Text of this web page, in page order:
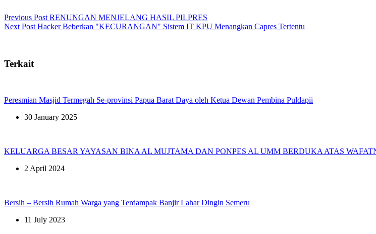
Previous Post RENUNGAN MENJELANG HASIL PILPRES
Next Post Hacker Beberkan "KECURANGAN" Sistem IT KPU Menangkan Capres Tertentu
Terkait
Peresmian Masjid Termegah Se-provinsi Papua Barat Daya oleh Ketua Dewan Pembina Puldapii
30 January 2025
KELUARGA BESAR YAYASAN BINA AL MUJTAMA DAN PONPES AL UMM BERDUKA ATAS
2 April 2024
Bersih – Bersih Rumah Warga yang Terdampak Banjir Lahar Dingin Semeru
11 July 2023